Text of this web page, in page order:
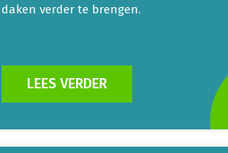
daken verder te brengen.
LEES VERDER